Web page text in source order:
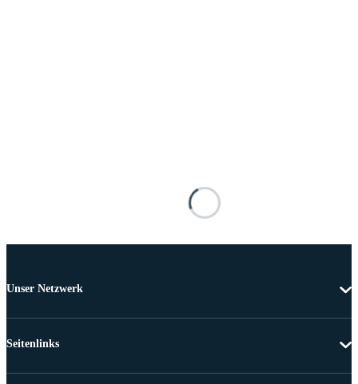
Unser Netzwerk
Seitenlinks